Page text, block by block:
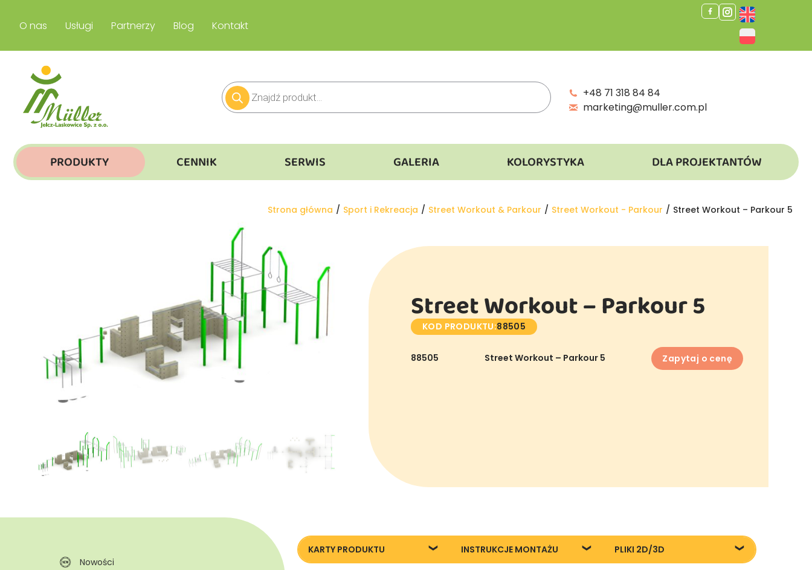
O nas Usługi Partnerzy Blog Kontakt
+48 71 318 84 84
marketing@muller.com.pl
PRODUKTY CENNIK SERWIS GALERIA KOLORYSTYKA DLA PROJEKTANTÓW
Jesteś tutaj:
Strona główna Sport i Rekreacja Street Workout & Parkour Street Workout - Parkour Street Workout – Parkour 5
Street Workout – Parkour 5
KOD PRODUKTU:88505
88505 Street Workout – Parkour 5 Zapytaj o cenę
Nowości
KARTY PRODUKTU INSTRUKCJE MONTAŻU PLIKI 2D/3D